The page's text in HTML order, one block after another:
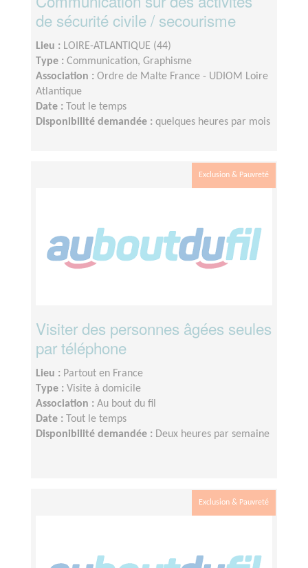
de sécurité civile / secourisme
Lieu : LOIRE-ATLANTIQUE (44)
Type : Communication, Graphisme
Association : Ordre de Malte France - UDIOM Loire
Atlantique
Date :
Tout le temps
Disponibilité demandée : quelques heures par mois
Exclusion & Pauvreté
Visiter des personnes âgées seules
par téléphone
Lieu : Partout en France
Type : Visite à domicile
Association : Au bout du fil
Date :
Tout le temps
Disponibilité demandée : Deux heures par semaine
Exclusion & Pauvreté